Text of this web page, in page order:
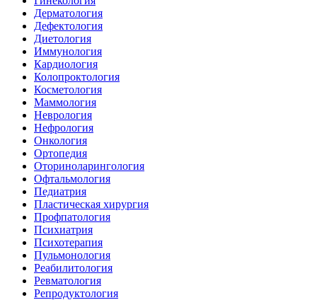
Дерматология
Дефектология
Диетология
Иммунология
Кардиология
Колопроктология
Косметология
Маммология
Неврология
Нефрология
Онкология
Ортопедия
Оториноларингология
Офтальмология
Педиатрия
Пластическая хирургия
Профпатология
Психиатрия
Психотерапия
Пульмонология
Реабилитология
Ревматология
Репродуктология